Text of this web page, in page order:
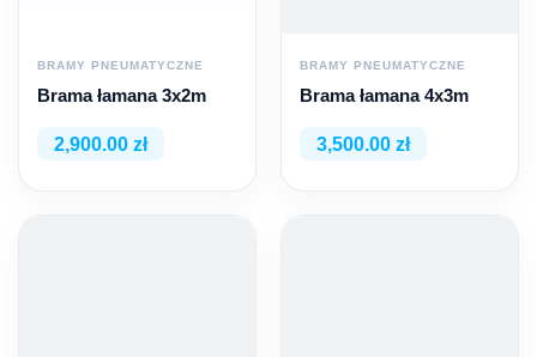
BRAMY PNEUMATYCZNE
Brama łamana 3x2m
2,900.00 zł
BRAMY PNEUMATYCZNE
Brama łamana 4x3m
3,500.00 zł